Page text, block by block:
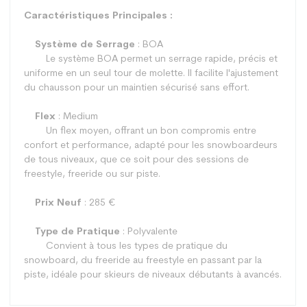
Caractéristiques Principales :
Système de Serrage : BOA
Le système BOA permet un serrage rapide, précis et
uniforme en un seul tour de molette. Il facilite l'ajustement
du chausson pour un maintien sécurisé sans effort.
Flex : Medium
Un flex moyen, offrant un bon compromis entre
confort et performance, adapté pour les snowboardeurs
de tous niveaux, que ce soit pour des sessions de
freestyle, freeride ou sur piste.
Prix Neuf : 285 €
Type de Pratique : Polyvalente
Convient à tous les types de pratique du
snowboard, du freeride au freestyle en passant par la
piste, idéale pour skieurs de niveaux débutants à avancés.